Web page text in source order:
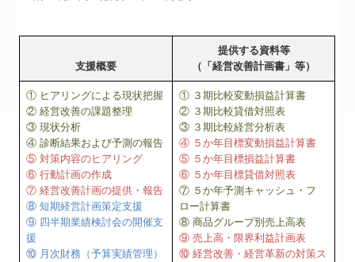
支援概要
提供する資料等
（ 「経営改善計画書」等）
① ヒアリングによる現状把握
② 経営改善の課題整理
③ 現状分析
④ 診断結果および予測の報告
⑤ 対策内容のヒアリング
⑥ 行動計画の作成
⑦ 経営改善計画の提供・報告
⑧ 短期経営計画策定支援
⑨ 四半期業績検討会の開催支
援
⑩ 月次財務（予算実績管理）
① ３期比較変動損益計算書
② ３期比較貸借対照表
③ ３期比較経営分析表
④ ５か年目標変動損益計算書
⑤ ５か年目標損益計算書
⑥ ５か年目標貸借対照表
⑦ ５か年予測キャッシュ・フ
ロー計算書
⑧ 商品グループ別売上高表
⑨ 売上高・限界利益計画表
⑩ 経営改善・経営革新の対策ス